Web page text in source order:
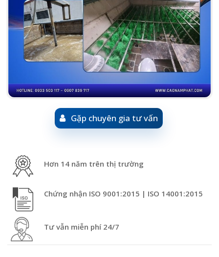
Gặp chuyên gia tư vấn
Hơn 14 năm trên thị trường
Chứng nhận ISO 9001:2015 | ISO 14001:2015
Tư vẫn miễn phí 24/7